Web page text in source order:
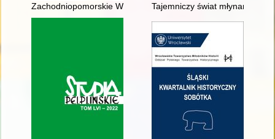
Zachodniopomorskie Wiadomości Konserwatorskie. R. 11
Tajemniczy świat młynarstwa